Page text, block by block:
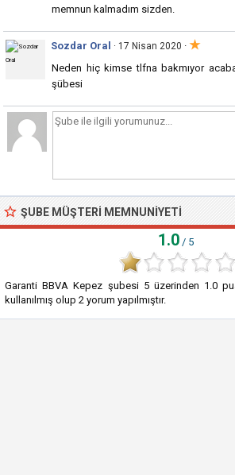
memnun kalmadım sizden.
Sozdar Oral · 17 Nisan 2020 · ★
Neden hiç kimse tlfna bakmıyor
şübesi
ŞUBE MÜŞTERI MEMNUNIYETI
1.0 / 5
Garanti BBVA Kepez şubesi 5üzerinden 1.0
kullanılmış olup 2 yorum yapılmıştır.